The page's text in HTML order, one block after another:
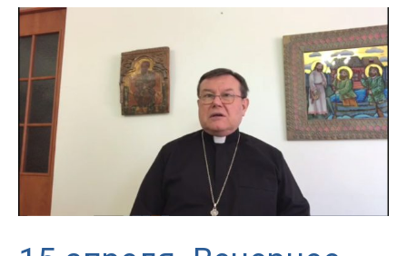
Святых
Месс
других
богослужений
на
16-
17
апреля